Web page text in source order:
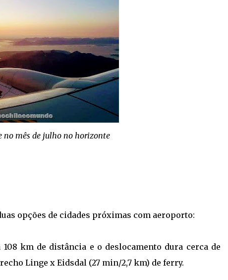
no mês de julho no horizonte
opções de cidades próximas com aeroporto:
km de distância e o deslocamento dura cerca de
Linge x Eidsdal (27 min/2,7 km) de ferry.